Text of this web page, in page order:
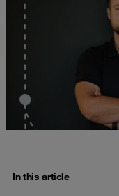
In this article